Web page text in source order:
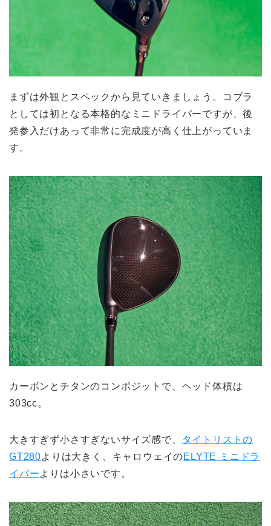
まずは外観とスペックから見ていきましょう。コブラ
としては初となる本格的なミニドライバーですが、後
発参入だけあって非常に完成度が高く仕上がっていま
す。
カーボンとチタンのコンポジットで、ヘッド体積は
303cc。
大きすぎず小さすぎないサイズ感で、
タイトリストの
GT280よりは大きく、キャロウェイのELYTE ミニドラ
イバーよりは小さいです。